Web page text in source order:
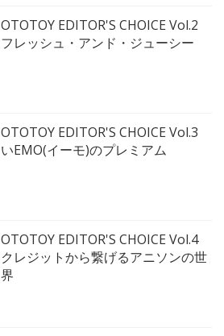
OTOTOY EDITOR'S CHOICE Vol.2
フレッシュ・アンド・ジューシー
OTOTOY EDITOR'S CHOICE Vol.3
いEMO(イーモ)のプレミアム
OTOTOY EDITOR'S CHOICE Vol.4
クレジットから繋げるアニソンの世
界